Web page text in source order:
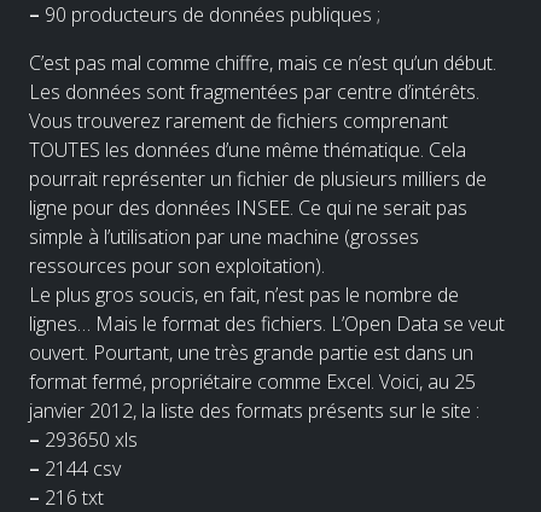
– 90 producteurs de données publiques ;
C’est pas mal comme chiffre, mais ce n’est qu’un début.
Les données sont fragmentées par centre d’intérêts.
Vous trouverez rarement de fichiers comprenant
TOUTES les données d’une même thématique. Cela
pourrait représenter un fichier de plusieurs milliers de
ligne pour des données INSEE. Ce qui ne serait pas
simple à l’utilisation par une machine (grosses
ressources pour son exploitation).
Le plus gros soucis, en fait, n’est pas le nombre de
lignes… Mais le format des fichiers. L’Open Data se veut
ouvert. Pourtant, une très grande partie est dans un
format fermé, propriétaire comme Excel. Voici, au 25
janvier 2012, la liste des formats présents sur le site :
– 293650 xls
– 2144 csv
– 216 txt